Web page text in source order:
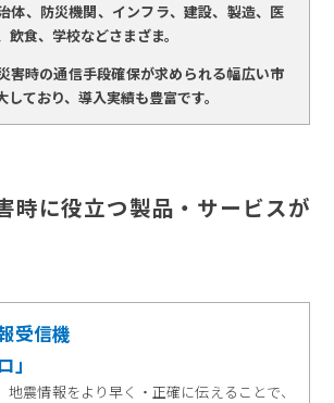
体、防災機関、インフラ、建設、製造、医
食、学校などさまざま。
害時の通信手段確保が求められる幅広い市
ており、導入実績も豊富です。
時に役立つ製品・サービスが
受信機
」
地震情報をより早く・正確に伝えることで、